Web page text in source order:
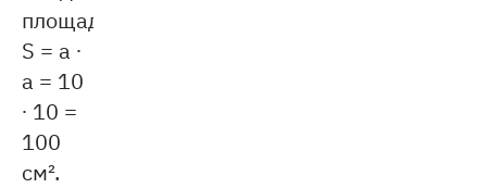
площадь:
S = a ∙
a = 10
∙ 10 =
100
см².